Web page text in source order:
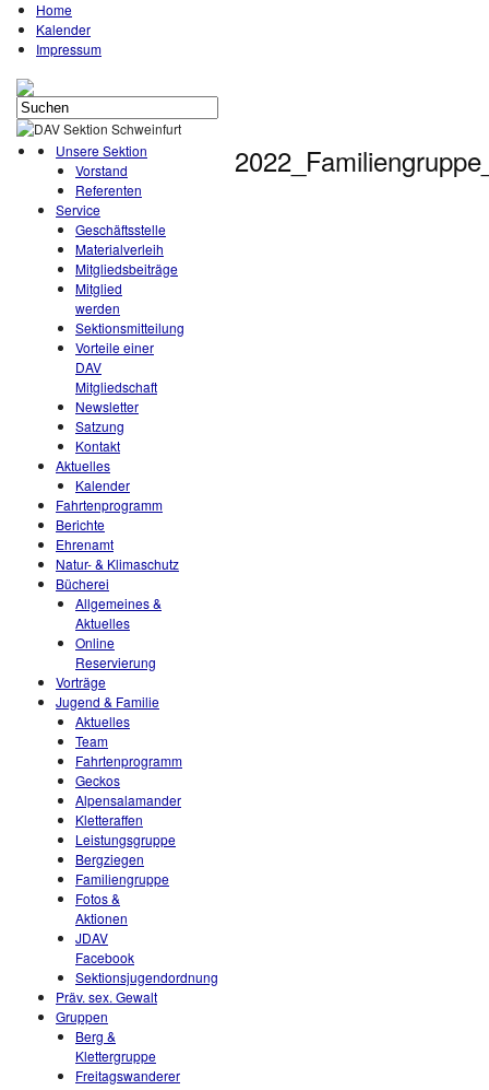
Home
Kalender
Impressum
Unsere Sektion
Vorstand
Referenten
Service
Geschäftsstelle
Materialverleih
Mitgliedsbeiträge
Mitglied
werden
Sektionsmitteilung
Vorteile einer
DAV
Mitgliedschaft
Newsletter
Satzung
Kontakt
Aktuelles
Kalender
Fahrtenprogramm
Berichte
Ehrenamt
Natur- & Klimaschutz
Bücherei
Allgemeines &
Aktuelles
Online
Reservierung
Vorträge
Jugend & Familie
Aktuelles
Team
Fahrtenprogramm
Geckos
Alpensalamander
Kletteraffen
Leistungsgruppe
Bergziegen
Familiengruppe
Fotos &
Aktionen
JDAV
Facebook
Sektionsjugendordnung
Präv. sex. Gewalt
Gruppen
Berg &
Klettergruppe
Freitagswanderer